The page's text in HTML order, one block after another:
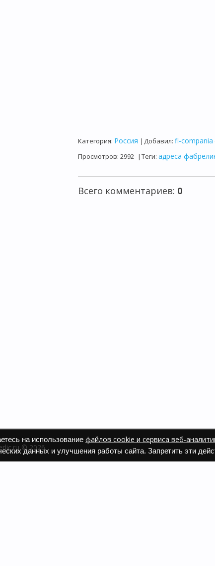
Категория: Россия | Добавил: fl-compania
Просмотров: 2992 | Теги: адреса
Всего комментариев: 0
© 2026
на использование файлов cookie и сервиса веб-
данных и улучшения работы сайта. Запретить эти